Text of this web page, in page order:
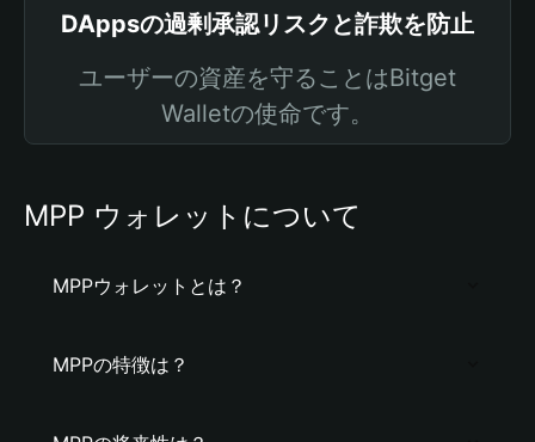
DAppsの過剰承認リスクと詐欺を防止
ユーザーの資産を守ることはBitget
Walletの使命です。
MPP ウォレットについて
MPPウォレットとは？
MPPの特徴は？